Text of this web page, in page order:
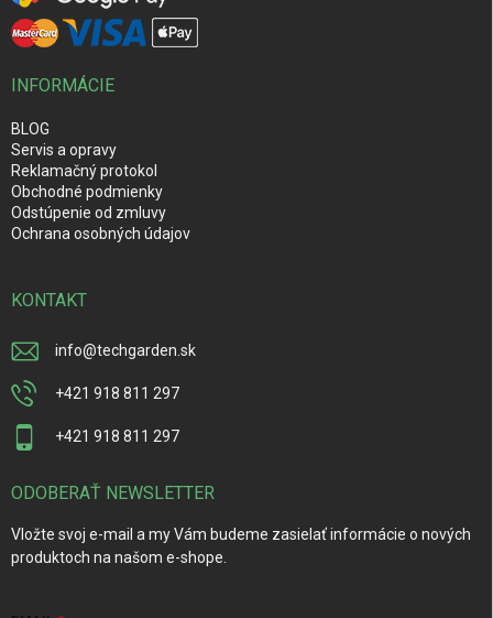
INFORMÁCIE
BLOG
Servis a opravy
Reklamačný protokol
Obchodné podmienky
Odstúpenie od zmluvy
Ochrana osobných údajov
KONTAKT
info@techgarden.sk
+421 918 811 297
+421 918 811 297
ODOBERAŤ NEWSLETTER
Vložte svoj e-mail a my Vám budeme zasielať informácie o nových
produktoch na našom e-shope.